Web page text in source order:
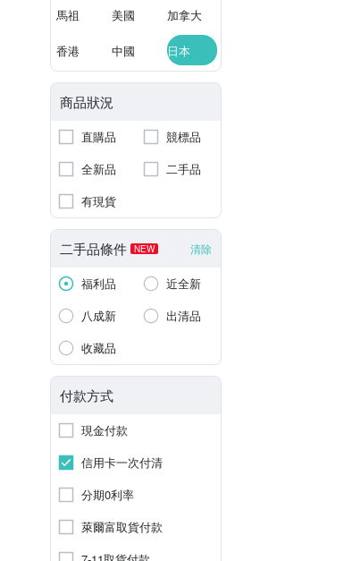
馬祖 美國 加拿大
香港 中國 日本
商品狀況
直購品
競標品
全新品
二手品
有現貨
二手品條件 NEW 清除
福利品
近全新
八成新
出清品
收藏品
付款方式
現金付款
信用卡一次付清
分期0利率
萊爾富取貨付款